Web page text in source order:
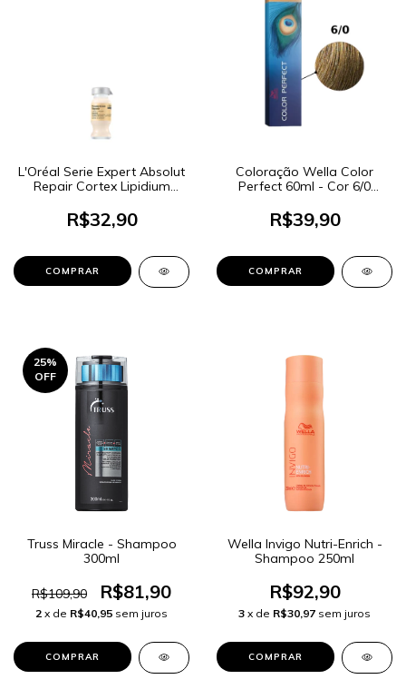
L'Oréal Serie Expert Absolut
Repair Cortex Lipidium
Capilar 10ml
R$32,90
Coloração Wella Color
Perfect 60ml - Cor 6/0
R$39,90
25%
OFF
Truss Miracle - Shampoo
300ml
R$109,90 R$81,90
2 x de R$40,95 sem juros
Wella Invigo Nutri-Enrich -
Shampoo 250ml
R$92,90
3 x de R$30,97 sem juros